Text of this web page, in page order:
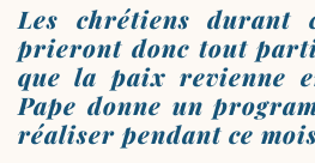
Les chrétiens durant
prieront donc tout
que la paix revienne
Pape donne un
réaliser pendant ce